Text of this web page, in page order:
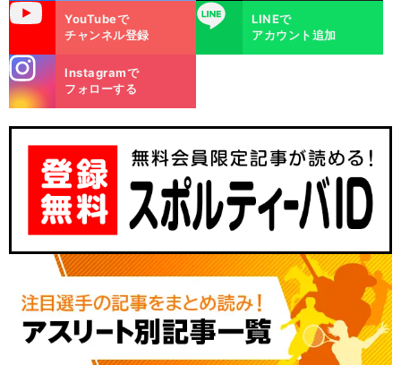
YouTubeで
チャンネル登録
LINE
LINEで
アカウント追加
m
Instagramで
フォローする